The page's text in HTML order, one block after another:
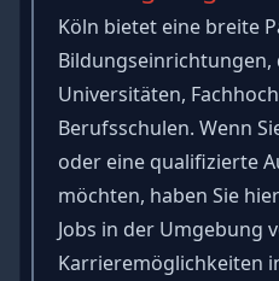
Köln bietet eine breite
Universitäten,
Berufsschulen. Wenn
oder eine qualifizierte
möchten, haben Sie
Jobs in der Umgebung
Karrieremöglichkeiten